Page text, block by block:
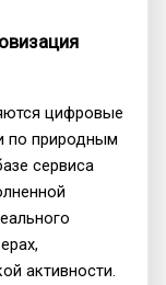
цифровые
по природным
сервиса
активности.